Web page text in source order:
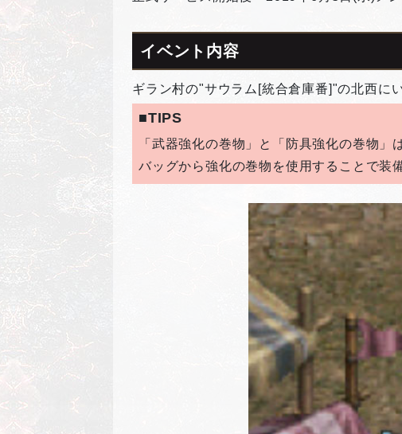
イベント内容
ギラン村の"サウラム[統合倉庫番]"の北西に
■TIPS
「武器強化の巻物」と「防具強化の巻物」
バッグから強化の巻物を使用することで装